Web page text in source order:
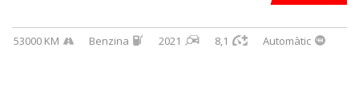
53000 KM Benzina 2021 8,1 Automàtic